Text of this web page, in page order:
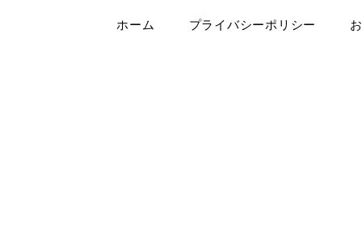
ホーム プライバシーポリシー